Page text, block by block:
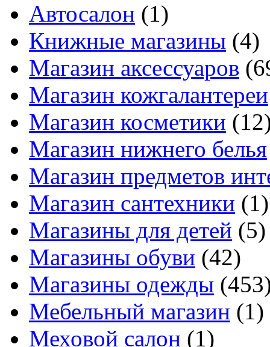
Автосалон (1)
Книжные магазины (4)
Магазин аксессуаров
Магазин кожгалантереи
Магазин косметики
Магазин нижнего белья
Магазин предметов
Магазин сантехники (1)
Магазины для детей (5)
Магазины обуви (42)
Магазины одежды
Мебельный магазин (1)
Меховой салон (1)